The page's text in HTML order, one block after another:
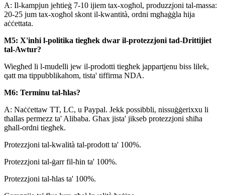
A: Il-kampjun jeħtieġ 7-10 ijiem tax-xogħol, produzzjoni tal-massa:
20-25 jum tax-xogħol skont il-kwantità, ordni mgħaġġla hija
aċċettata.
M5: X'inhi l-politika tiegħek dwar il-protezzjoni tad-Drittijiet
tal-Awtur?
Wiegħed li l-mudelli jew il-prodotti tiegħek jappartjenu biss lilek,
qatt ma tippubblikahom, tista' tiffirma NDA.
M6: Terminu tal-ħlas?
A: Naċċettaw TT, LC, u Paypal. Jekk possibbli, nissuġġerixxu li
tħallas permezz ta' Alibaba. Għax jista' jikseb protezzjoni sħiħa
għall-ordni tiegħek.
Protezzjoni tal-kwalità tal-prodott ta' 100%.
Protezzjoni tal-ġarr fil-ħin ta' 100%.
Protezzjoni tal-ħlas ta' 100%.